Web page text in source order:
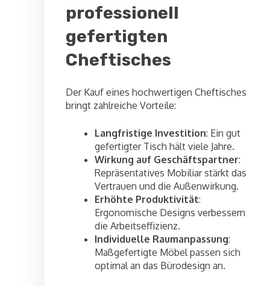
professionell
gefertigten
Cheftisches
Der Kauf eines hochwertigen Cheftisches
bringt zahlreiche Vorteile:
Langfristige Investition: Ein gut
gefertigter Tisch hält viele Jahre.
Wirkung auf Geschäftspartner:
Repräsentatives Mobiliar stärkt das
Vertrauen und die Außenwirkung.
Erhöhte Produktivität:
Ergonomische Designs verbessern
die Arbeitseffizienz.
Individuelle Raumanpassung:
Maßgefertigte Möbel passen sich
optimal an das Bürodesign an.